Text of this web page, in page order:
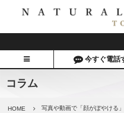
今すぐ電話
コラム
HOME 写真や動画で「顔がぼやける